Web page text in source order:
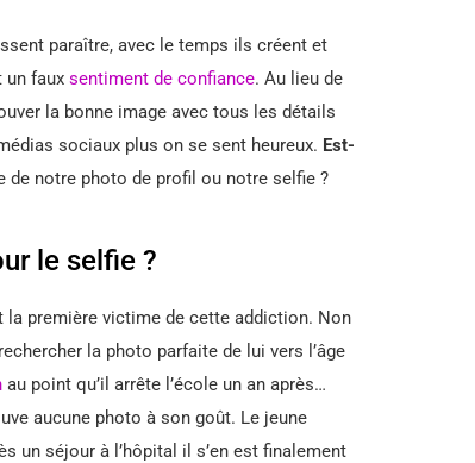
paraître, avec le temps ils créent et
un faux sentiment de confiance. Au lieu de
la bonne image avec tous les détails
sociaux plus on se sent heureux. Est-
de notre photo de profil ou notre selfie ?
le selfie ?
la première victime de cette addiction. Non
la photo parfaite de lui vers l’âge
au point qu’il arrête l’école un an après…
aucune photo à son goût. Le jeune
un séjour à l’hôpital il s’en est finalement